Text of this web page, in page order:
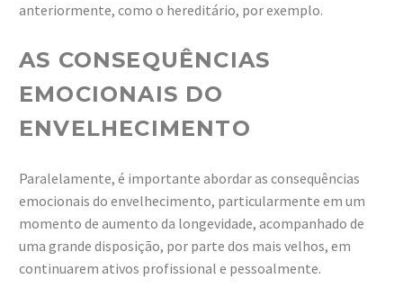
anteriormente, como o hereditário, por exemplo.
AS CONSEQUÊNCIAS
EMOCIONAIS DO
ENVELHECIMENTO
Paralelamente, é importante abordar as consequências
emocionais do envelhecimento, particularmente em um
momento de aumento da longevidade, acompanhado de
uma grande disposição, por parte dos mais velhos, em
continuarem ativos profissional e pessoalmente.